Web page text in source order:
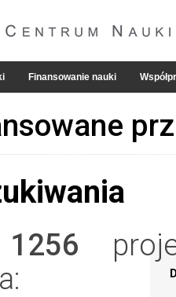
Finansowanie nauki
1256